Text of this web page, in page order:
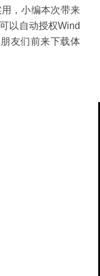
，小编本次带来
以自动授权Wind
友们前来下载体